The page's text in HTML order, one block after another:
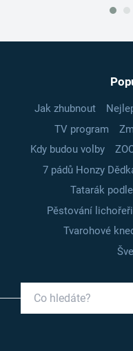
Jak zhubnout
TV program
Kdy budou volby
7 pádů Honzy
Tatarák
Pěstování
Tvarohové